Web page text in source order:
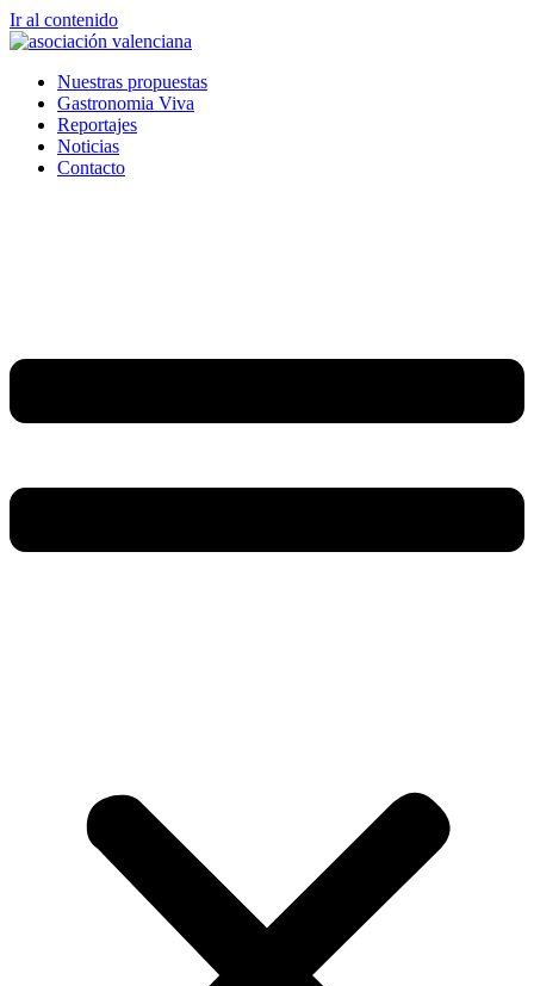
Ir al contenido
Nuestras propuestas
Gastronomia Viva
Reportajes
Noticias
Contacto